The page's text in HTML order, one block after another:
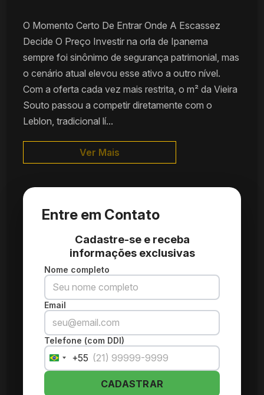
O Momento Certo De Entrar Onde A Escassez
Decide O Preço Investir na orla de Ipanema
sempre foi sinônimo de segurança patrimonial, mas
o cenário atual elevou esse ativo a outro nível.
Com a oferta cada vez mais restrita, o m² da Vieira
Souto passou a competir diretamente com o
Leblon, tradicional lí...
Ver Mais
Entre em Contato
Cadastre-se e receba
informações exclusivas
Nome completo
Email
Telefone (com DDI)
Brazil
+55
+55
CADASTRAR